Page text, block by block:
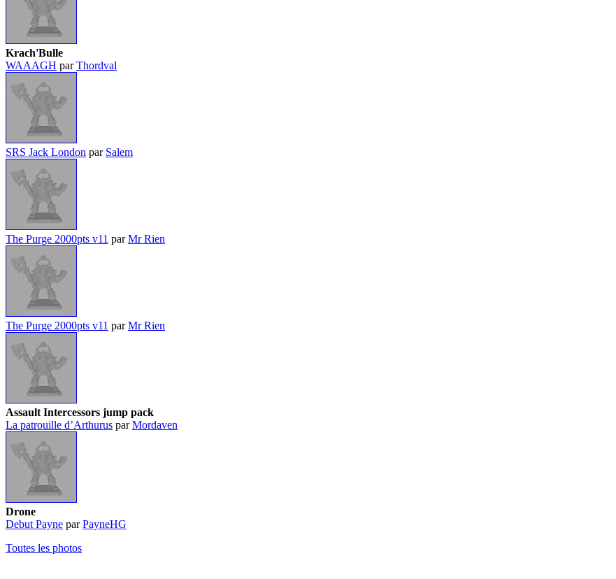
Krach'Bulle
WAAAGH parThordval
SRS Jack London par Salem
The Purge 2000pts v11 parMr Rien
The Purge 2000pts v11 parMr Rien
Assault Intercessors jump pack
La patrouille d’Arthurus parMordaven
Drone
Debut Payne parPayneHG
Toutes les photos